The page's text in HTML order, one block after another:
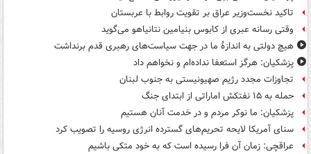
تاکید نخست‌وزیر عراق بر تقویت روابط با عربستان
وقتی رسانه عبری از کابوس بنیامین نتانیاهو می‌گوید
هیچ دولتی به اندازۀ ما در جهت سیاست‌های رهبری قدم برنداشت
پزشکیان: هرگز استعفا نداده‌ام و نخواهم داد
تجاوزات مجدد رژیم صهیونیستی به جنوب لبنان
حمله به ۱۵ نفتکش‌ اماراتی از ابتدای جنگ
پزشکیان: ما نوکر مردم و در خدمت آنان هستیم
سنای آمریکا لایحه تحریم‌های گسترده انرژی روسیه را تصویب کرد
عراقچی: زمان آن فرا رسیده است که به خود متکی باشیم